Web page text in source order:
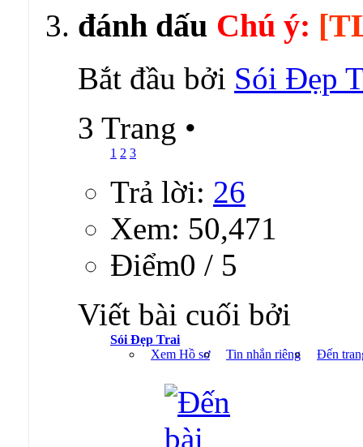
Chú ý:
Bắt đầu bởi Sói Đẹp
3 Trang •
1 2 3
Trả lời: 26
Xem: 50,471
Ðiểm0 / 5
Viết bài cuối bởi
Sói Đẹp Trai
Xem Hồ sơ
Tin nhắn riêng Đến